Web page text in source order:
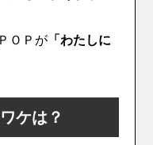
ＯＰが 「わたしに
ケは？